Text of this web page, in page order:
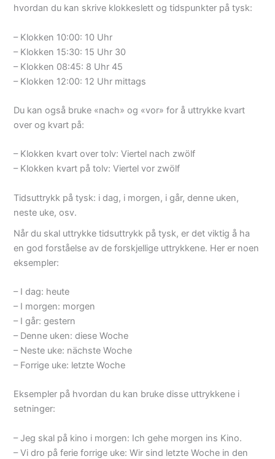
hvordan du kan skrive klokkeslett og tidspunkter på tysk:
– Klokken 10:00: 10 Uhr
– Klokken 15:30: 15 Uhr 30
– Klokken 08:45: 8 Uhr 45
– Klokken 12:00: 12 Uhr mittags
Du kan også bruke «nach» og «vor» for å uttrykke kvart
over og kvart på:
– Klokken kvart over tolv: Viertel nach zwölf
– Klokken kvart på tolv: Viertel vor zwölf
Tidsuttrykk på tysk: i dag, i morgen, i går, denne uken,
neste uke, osv.
Når du skal uttrykke tidsuttrykk på tysk, er det viktig å ha
en god forståelse av de forskjellige uttrykkene. Her er noen
eksempler:
– I dag: heute
– I morgen: morgen
– I går: gestern
– Denne uken: diese Woche
– Neste uke: nächste Woche
– Forrige uke: letzte Woche
Eksempler på hvordan du kan bruke disse uttrykkene i
setninger:
– Jeg skal på kino i morgen: Ich gehe morgen ins Kino.
– Vi dro på ferie forrige uke: Wir sind letzte Woche in den